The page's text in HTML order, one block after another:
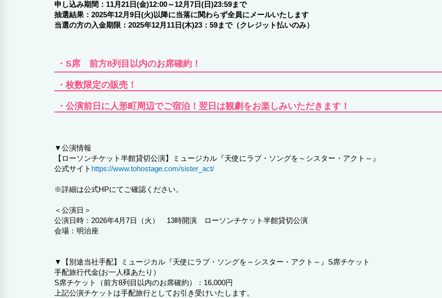
申し込み期間：11月21日(金)12:00～12月7日(日)23:59まで
抽選結果：2025年12月9日(火)以降に当落に関わらず全員にメールいたします
当選の方の入金期限：2025年12月11日(木)23：59まで（クレジット払いのみ）
・S席 前方8列目以内のお席確約！
・枚数限定の販売！
・公演前日に人形町周辺でご宿泊！翌日は観劇をお楽しみいただきます！
▼公演情報
【ローソンチケット半館貸切公演】ミュージカル『天使にラブ・ソングを～シスター・アクト～』
公式サイト https://www.tohostage.com/sister_act/
※詳細は公式HPにてご確認ください。
＜公演日＞
公演日時：2026年4月7日（火） 13時開演 ローソンチケット半館貸切公演
会場：明治座
▼【別途当社手配】ミュージカル『天使にラブ・ソングを～シスター・アクト～』S席チケット
手配旅行代金(お一人様あたり）
S席チケット（前方8列目以内のお席確約）：16,000円
上記公演チケットは手配旅行としてお引き受けいたします。